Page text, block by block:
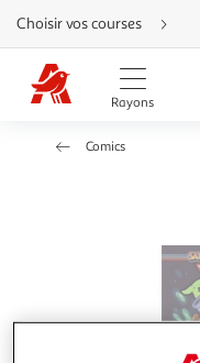
Aller
directement
au
contenu
Aller
directement
Aller
Choisir vos courses
Rayons
Comics